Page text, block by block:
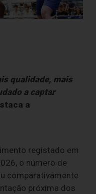
qualidade, mais
a captar
a
registado em
o número de
comparativamente
próxima dos